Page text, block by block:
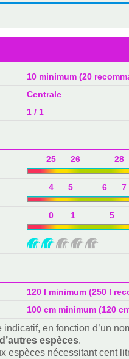
10 minimum (20
Centrale
1 / 1
25 26 28
4 5 6 7
0 1 5
120 l minimum (250 l
100 cm minimum (120
indicatif, en fonction d’un
espèces.
espèces nécessitant cent